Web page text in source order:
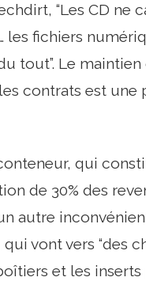
“Les CD ne
les fichiers
tout”. Le
contrats est une
qui
de 30% des
autre
vont vers “des
et les inserts